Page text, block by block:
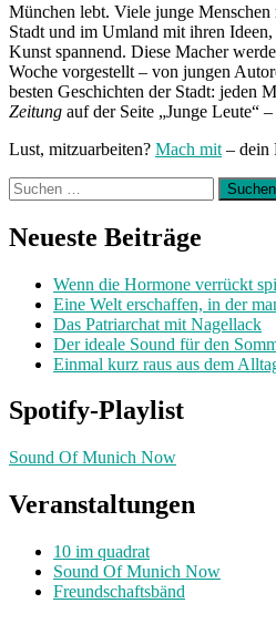
München lebt. Viele junge
Stadt und im Umland mit ihren
Kunst spannend. Diese Macher
Woche vorgestellt – von jungen
besten Geschichten der Stadt: jeden
Zeitung auf der Seite „Junge Leute“
Lust, mitzuarbeiten? Mach mit – dein
Suchen
nach:
Neueste Beiträge
Wenn die Hormone verrückt
Eine Welt erschaffen, in der
Das Patriarchat mit Nagellack
Der ideale Sound für den
Einmal kurz raus aus dem
Spotify-Playlist
Sound Of Munich Now
Veranstaltungen
10 im quadrat
Sound Of Munich Now
Freundschaftsbänd